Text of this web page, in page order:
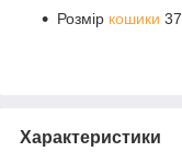
Розмір кошики
Характеристики